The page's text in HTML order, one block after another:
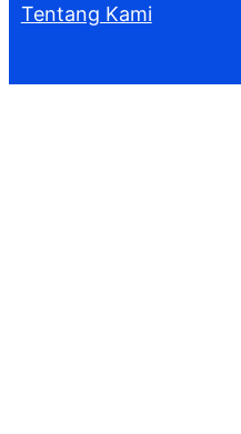
Tentang Kami